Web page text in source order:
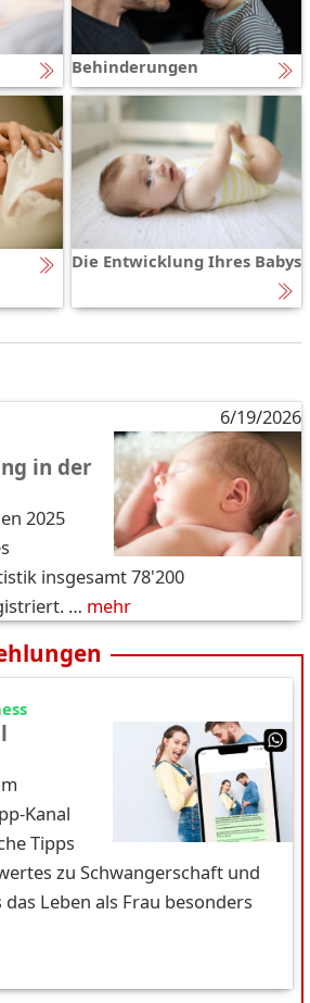
Behinderungen
Die Entwicklung Ihres Babys
6/19/2026
in der
2025
insgesamt 78'200
… mehr
Kanal
Tipps
zu Schwangerschaft und
das Leben als Frau besonders